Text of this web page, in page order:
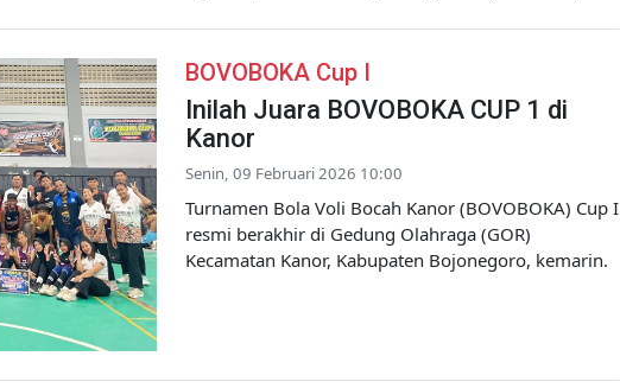
BOVOBOKA Cup I
Inilah Juara BOVOBOKA CUP 1 di
Kanor
Senin, 09 Februari 2026 10:00
Turnamen Bola Voli Bocah Kanor (BOVOBOKA) Cup I
resmi berakhir di Gedung Olahraga (GOR)
Kecamatan Kanor, Kabupaten Bojonegoro, kemarin.